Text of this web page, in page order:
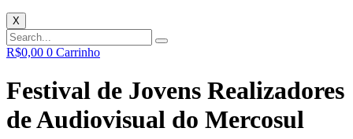
X
R$0,00 0 Carrinho
Festival de Jovens Realizadores
de Audiovisual do Mercosul